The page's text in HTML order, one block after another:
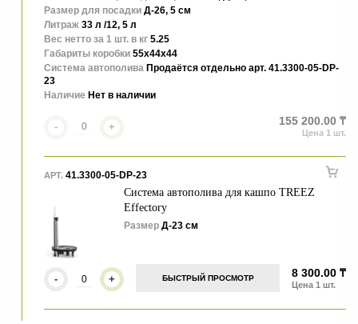
Размер для посадки Д-26, 5 см
Литраж 33 л /12, 5 л
Вес нетто за 1 шт. в кг 5.25
Габариты коробки 55x44x44
Система автополива Продаётся отдельно арт. 41.3300-05-DP-
23
Наличие Нет в наличии
- + 155 200.00 ₸
АРТ. 41.3300-05-DP-23
Система автополива для кашпо TREEZ
Effectory
Размер Д-23 см
БЫСТРЫЙ ПРОСМОТР
- + 8 300.00 ₸